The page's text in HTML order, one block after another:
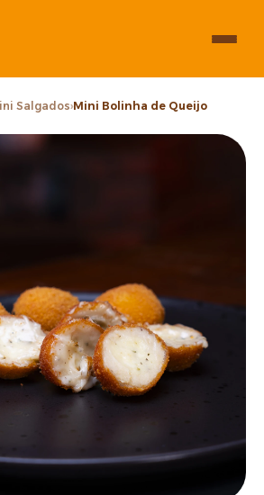
Salgados›Mini Bolinha de Queijo